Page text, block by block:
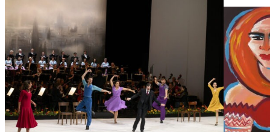
O
N
Z
E
R
K
R
I
H
V
I
L
I
I
N
B
E